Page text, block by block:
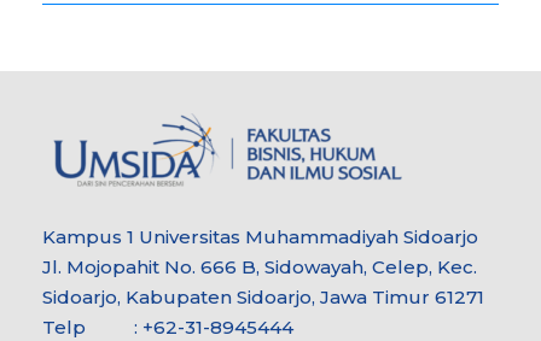
Kampus 1 Universitas Muhammadiyah Sidoarjo
Jl. Mojopahit No. 666 B, Sidowayah, Celep, Kec.
Sidoarjo, Kabupaten Sidoarjo, Jawa Timur 61271
Telp : +62-31-8945444